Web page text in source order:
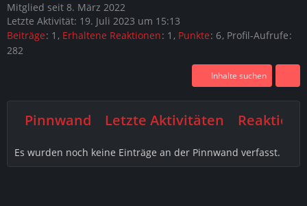
Mitglied seit 8. März 2022
Letzte Aktivität: 19. Juli 2023 um 15:13
Beiträge 1 Erhaltene Reaktionen 1 Punkte 6 Profil-Aufrufe
282
Inhalte suchen
Pinnwand Letzte Aktivitäten
Es wurden noch keine Einträge an der Pinnwand verfasst.